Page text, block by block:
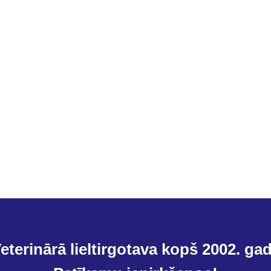
lieltirgotava kopš 2002.